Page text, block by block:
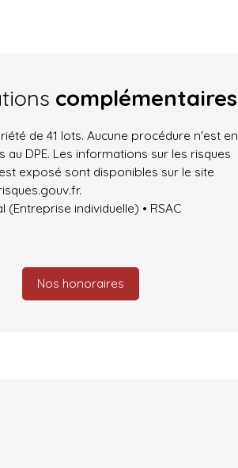
complémentaires
de 41 lots. Aucune procédure n'est en
au DPE. Les informations sur les risques
exposé sont disponibles sur le site
individuelle) • RSAC
Nos honoraires